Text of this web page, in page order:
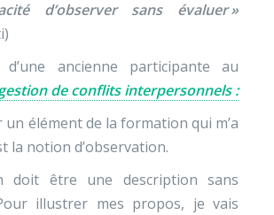
d’observer sans évaluer »
d’une ancienne participante au
de conflits interpersonnels :
un élément de la formation qui m’a
la notion d’observation.
doit être une description sans
illustrer mes propos, je vais